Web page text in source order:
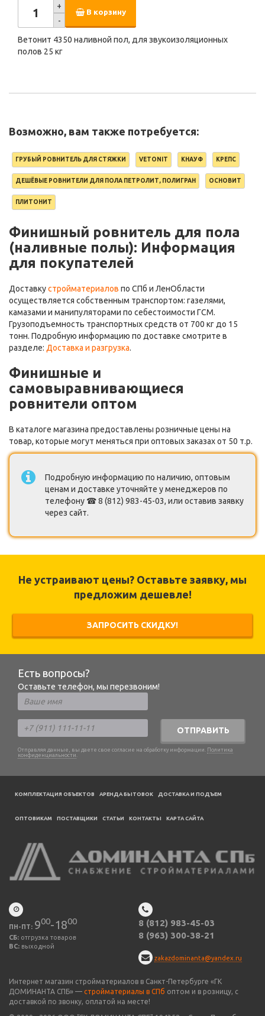
+
-
В корзину
Ветонит 4350 наливной пол, для звукоизоляционных
полов 25 кг
Возможно, вам также потребуется:
ГРУБЫЙ РОВНИТЕЛЬ ДЛЯ СТЯЖКИ VETONIT КНАУФ КРЕПС
ДЕШЁВЫЕ РОВНИТЕЛИ ДЛЯ ПОЛА ПЕТРОЛИТ, ПОЛИГРАН ОСНОВИТ
ПЛИТОНИТ
Финишный ровнитель для пола
(наливные полы): Информация
для покупателей
Доставкустройматериалов по СПб и ЛенОбласти
осуществляется собственным транспортом: газелями,
камазами и манипуляторами по себестоимости ГСМ.
Грузоподъемность транспортных средств от 700 кг до 15
тонн. Подробную информацию по доставке смотрите в
разделе: Доставка и разгрузка.
Финишные и
самовыравнивающиеся
ровнители оптом
В каталоге магазина предоставлены розничные цены на
товар, которые могут меняться при оптовых заказах от 50 т.р.
Подробную информацию по наличию, оптовым
ценам и доставке уточняйте у менеджеров по
телефону ☎ 8 (812) 983-45-03, или оставив заявку
через сайт.
Не устраивают цены? Оставьте заявку, мы
предложим дешевле!
ЗАПРОСИТЬ СКИДКУ!
Есть вопросы?
Оставьте телефон, мы перезвоним!
ОТПРАВИТЬ
Отправляя данные, вы даете свое согласие на обработку информации. Политика
конфиденциальности .
КОМПЛЕКТАЦИЯ ОБЪЕКТОВ АРЕНДА БЫТОВОК ДОСТАВКА И ПОДЪЕМ
ОПТОВИКАМ ПОСТАВЩИКИ CТАТЬИ КОНТАКТЫ КАРТА САЙТА
ПН-ПТ: 900-1800
СБ: отгрузка товаров
ВС: выходной
8 (812) 983-45-03
8 (963) 300-38-21
zakazdominanta@yandex.ru
Интернет магазин стройматериалов в Санкт-Петербурге «ГК
ДОМИНАНТА СПБ» — стройматериалы в СПб оптом и в розницу, с
доставкой по звонку, оплатой на месте!